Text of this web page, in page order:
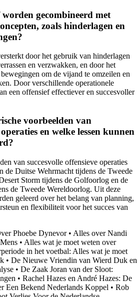
gecombineerd met
zoals hinderlagen en
door het gebruik van hinderlagen
en verzwakken, en door het
om de vijand te omzeilen en
Door verschillende operationele
een offensief effectiever en succesvoller
voorbeelden van
en welke lessen kunnen
van succesvolle offensieve operaties
Duitse Wehrmacht tijdens de Tweede
Storm tijdens de Golfoorlog en de
de Tweede Wereldoorlog. Uit deze
geleerd over het belang van planning,
en flexibiliteit voor het succes van
Phoebe Dynevor• Alles over Nandi
• Alles wat je moet weten over
in het voetbal: Alles wat je moet
• De Nieuwe Vriendin van Wierd Duk en
• De Zaak Joran van der Sloot:
• Rachel Hazes en André Hazes: De
Een Bekend Nederlands Koppel • Rob